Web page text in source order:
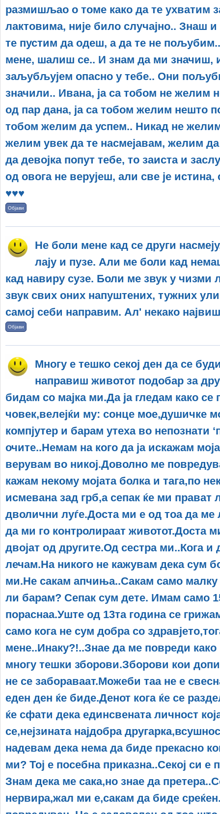
размишљао о томе како да те ухватим
лактовима, није било случајно.. Знаш
те пустим да одеш, а да те не
мене, шалиш се.. И знам да ми значиш,
заљубљујем опасно у тебе.. Они
значили.. Ивана, ја са тобом не желим
од пар дана, ја са тобом желим нешто
тобом желим да успем.. Никад не
желим увек да те насмејавам, желим
да девојка попут тебе, то заиста и
од овога не верујеш, али све је истина,
♥♥♥
Објави
Не боли мене кад се други
лају и пузе. Али ме боли кад
кад навиру сузе. Боли ме звук у чизми
звук свих оних напуштених, тужних
самој себи направим. Ал' некако
Објави
Многу е тешко секој ден да се
направиш животот подобар за
бидам со мајка ми.Да ја гледам како се
човек,велејќи му: сонце мое,душичке
компјутер и барам утеха во непознати
очите..Немам на кого да ја искажам
верувам во никој.Доволно ме
кажам некому мојата болка и тага,по
исмевана зад грб,а сепак ќе ми прават
дволични луѓе.Доста ми е од тоа да ме
да ми го контролираат животот.Доста
двојат од другите.Од сестра ми..Кога и
лечам.На никого не кажувам дека сум
ми.Не сакам апчиња..Сакам само малку
ли барам? Сепак сум дете. Имам само
пораснаа.Уште од 13та година се
само кога не сум добра со
мене..Инаку?!..Знае да ме повреди како
многу тешки зборови.Зборови кои
не се забораваат.Можеби таа не е
еден ден ќе биде.Денот кога ќе се
ќе сфати дека единсвената личност
се,нејзината најдобра
надевам дека нема да биде прекасно
ми? Тој е посебна приказна..Секој си е
Знам дека ме сака,но знае да
нервира,жал ми е,сакам да биде